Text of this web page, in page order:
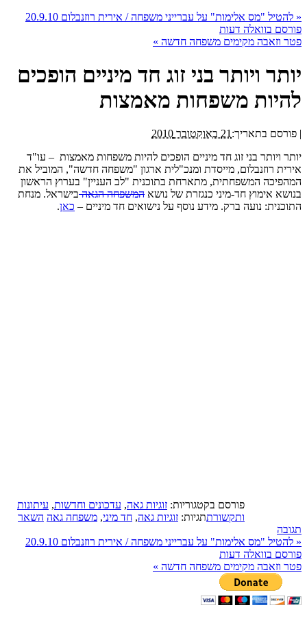
«
להטיל "מס אלימות" על עברייני משפחה / אירית רוזנבלום 20.9.10
פורסם בוואלה דעות
פטר וזאבה מקימים משפחה חדשה »
יותר ויותר בני זוג חד מיניים הופכים
להיות משפחות מאמצות
| פורסם בתאריך:21 באוקטובר 2010
יותר ויותר בני זוג חד מיניים הופכים להיות משפחות מאמצות – עו"ד
אירית רוזנבלום, מייסדת ומנכ"לית ארגון "משפחה חדשה", המוביל את
המהפיכה המשפחתית, מתארחת בתוכנית "לב העניין" בערוץ הראשון
בנושא אימוץ חד-מיני כנגזרת של נושא המשפחה הגאהבישראל. מנחת
התוכנית: נועה ברק. מידע נוסף על נישואים חד מיניים – כאן.
פורסם בקטגוריות: זוגיות גאה, עדכונים וחדשות, עיתונות
ותקשורתתגיות: זוגיות גאה, חד מיני, משפחה גאה השאר
תגובה
«
להטיל "מס אלימות" על עברייני משפחה / אירית רוזנבלום 20.9.10
פורסם בוואלה דעות
פטר וזאבה מקימים משפחה חדשה »